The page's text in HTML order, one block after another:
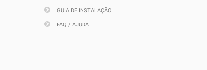
GUIA DE INSTALAÇÃO
FAQ / AJUDA